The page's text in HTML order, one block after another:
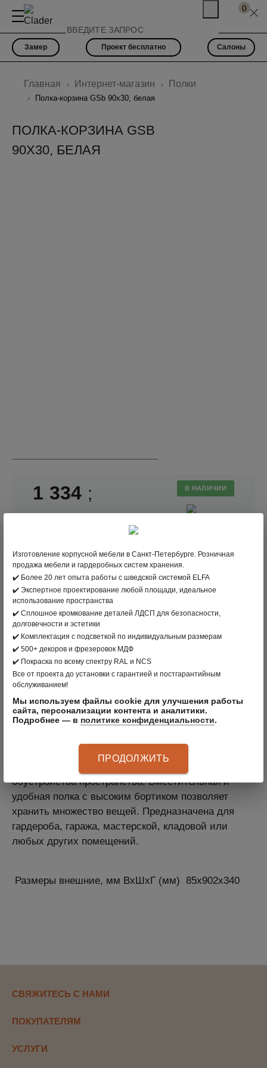
0
Замер Проект бесплатно Салоны
Главная Интернет-магазин Полки
Полка-корзина GSb 90х30, белая
ПОЛКА-КОРЗИНА GSB
90Х30, БЕЛАЯ
1 334 ; В НАЛИЧИИ
вернуться в раздел
ПРОИЗВОДИТЕЛЬ:
ЦВЕТ: БЕЛАЯ
МАТЕРИАЛ: СТАЛЬ
АРТИКУЛ:S70199314401
Стационарная полка-корзина необходима для
обустройства пространства. Вместительная и
удобная полка с высоким бортиком позволяет
хранить множество вещей. Предназначена для
гардероба, гаража, мастерской, кладовой или
любых других помещений.
Размеры внешние, мм ВхШхГ (мм) 85x902x340
СВЯЖИТЕСЬ С НАМИ
ПОКУПАТЕЛЯМ
УСЛУГИ
Изготовление корпусной мебели в Санкт-Петербурге. Розничная
продажа мебели и гардеробных систем хранения.
✔️ Более 20 лет опыта работы с шведской системой ELFA
✔️ Экспертное проектирование любой площади, идеальное
использование пространства
✔️ Сплошное кромкование деталей ЛДСП для безопасности,
долговечности и эстетики
✔️ Комплектация с подсветкой по индивидуальным размерам
✔️ 500+ декоров и фрезеровок МДФ
✔️ Покраска по всему спектру RAL и NCS
Все от проекта до установки с гарантией и постгарантийным
обслуживанием!
Мы используем файлы cookie для улучшения работы
сайта, персонализации контента и аналитики.
Подробнее — в политике конфиденциальности.
ПРОДОЛЖИТЬ